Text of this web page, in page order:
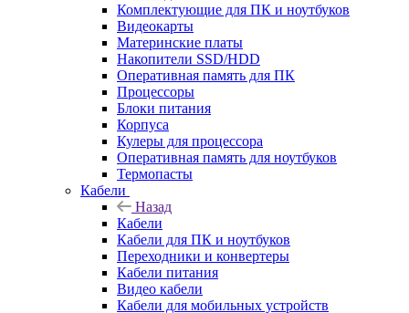
Комплектующие для ПК и ноутбуков
Видеокарты
Материнские платы
Накопители SSD/HDD
Оперативная память для ПК
Процессоры
Блоки питания
Корпуса
Кулеры для процессора
Оперативная память для ноутбуков
Термопасты
Кабели
Назад
Кабели
Кабели для ПК и ноутбуков
Переходники и конвертеры
Кабели питания
Видео кабели
Кабели для мобильных устройств